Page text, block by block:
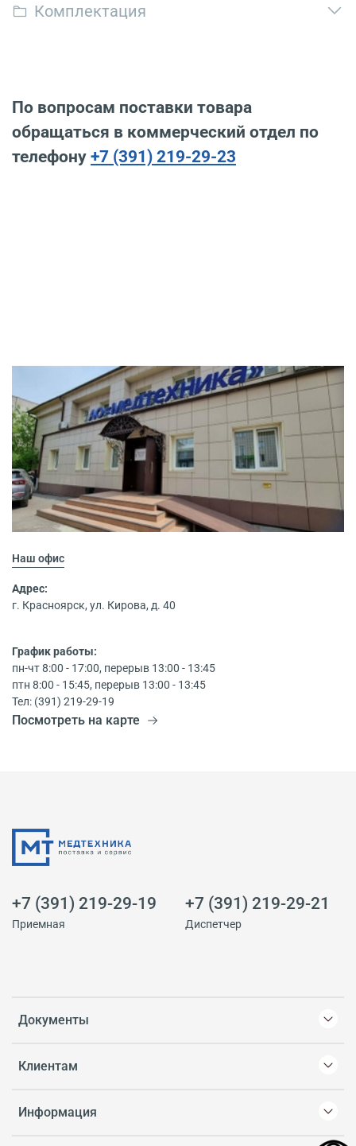
Комплектация
По вопросам поставки товара
обращаться в коммерческий отдел по
телефону +7 (391) 219-29-23
Наш офис
Адрес:
г. Красноярск, ул. Кирова, д. 40
График работы:
пн-чт 8:00 - 17:00, перерыв 13:00 - 13:45
птн 8:00 - 15:45, перерыв 13:00 - 13:45
Тел: (391) 219-29-19
Посмотреть на карте
Документы
Клиентам
Информация
+7 (391) 219-29-19
Приемная
+7 (391) 219-29-21
Диспетчер